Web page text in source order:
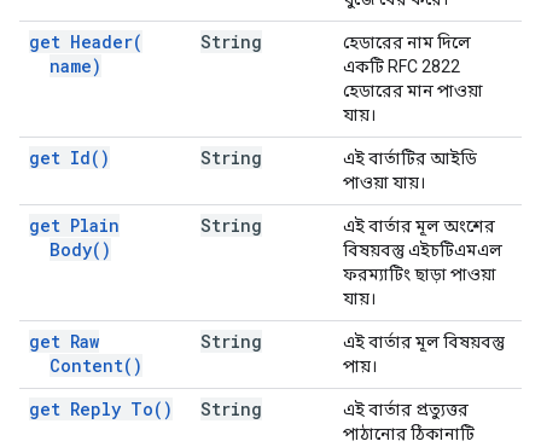
get Header(
name)
String
হেডারের নাম দিলে
একটি RFC 2822
হেডারের মান পাওয়া
যায়।
get Id( ) String
এই বার্তাটির আইডি
পাওয়া যায়।
get Plain
Body( )
String
এই বার্তার মূল অংশের
বিষয়বস্তু এইচটিএমএল
ফরম্যাটিং ছাড়া পাওয়া
যায়।
get Raw
Content( )
String
এই বার্তার মূল বিষয়বস্তু
পায়।
get Reply To( ) String
এই বার্তার প্রত্যুত্তর
পাঠানোর ঠিকানাটি